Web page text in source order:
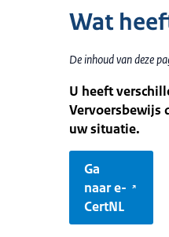
Wat
De inhoud van deze
U heeft
Vervoersbewijs
uw situatie.
Ga
naar e-
CertNL